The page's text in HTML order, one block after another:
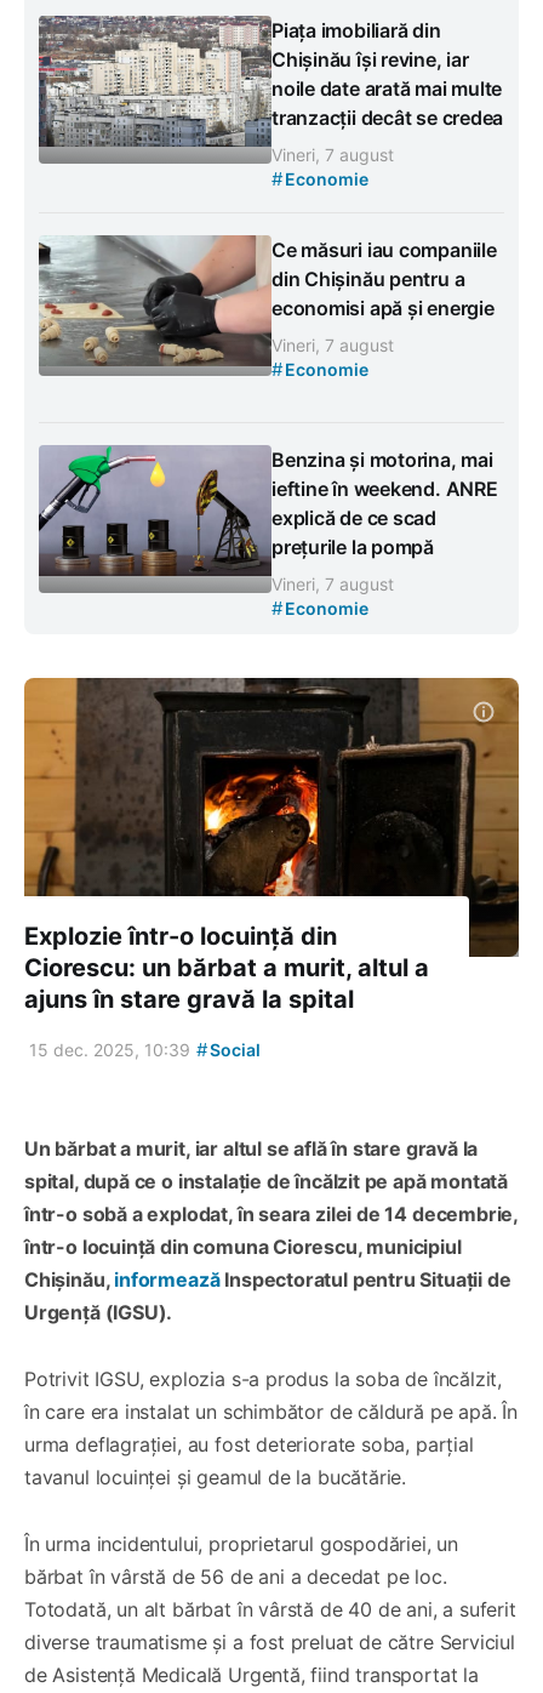
Piața imobiliară din
Chișinău își revine, iar
noile date arată mai multe
tranzacții decât se credea
Vineri, 7 august
#Economie
Ce măsuri iau companiile
din Chișinău pentru a
economisi apă și energie
Vineri, 7 august
#Economie
Benzina și motorina, mai
ieftine în weekend. ANRE
explică de ce scad
prețurile la pompă
Vineri, 7 august
#Economie
Explozie într-o locuință din
Ciorescu: un bărbat a murit, altul a
ajuns în stare gravă la spital
15 dec. 2025, 10:39 #Social
Un bărbat a murit, iar altul se află în stare gravă la
spital, după ce o instalație de încălzit pe apă montată
într-o sobă a explodat, în seara zilei de 14 decembrie,
într-o locuință din comuna Ciorescu, municipiul
Chișinău,informeazăInspectoratul pentru Situații de
Urgență (IGSU).
Potrivit IGSU, explozia s-a produs la soba de încălzit,
în care era instalat un schimbător de căldură pe apă. În
urma deflagrației, au fost deteriorate soba, parțial
tavanul locuinței și geamul de la bucătărie.
În urma incidentului, proprietarul gospodăriei, un
bărbat în vârstă de 56 de ani a decedat pe loc.
Totodată, un alt bărbat în vârstă de 40 de ani, a suferit
diverse traumatisme și a fost preluat de către Serviciul
de Asistență Medicală Urgentă, fiind transportat la